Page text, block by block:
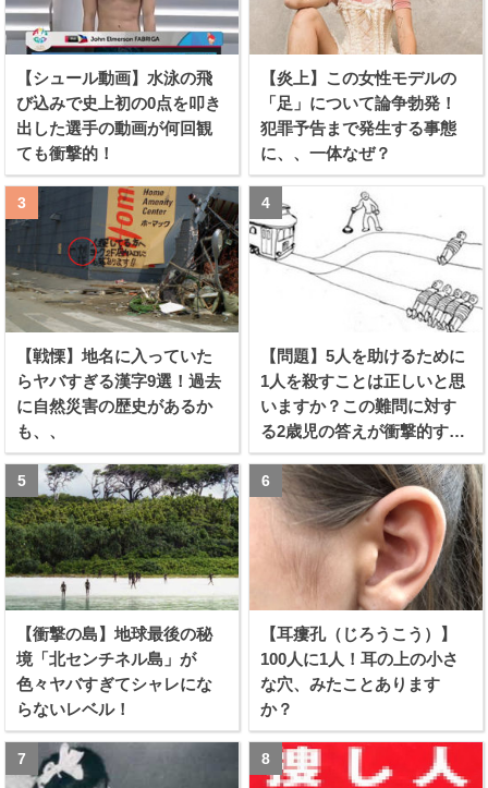
【シュール動画】水泳の飛
び込みで史上初の0点を叩き
出した選手の動画が何回観
ても衝撃的！
【炎上】この女性モデルの
「足」について論争勃発！
犯罪予告まで発生する事態
に、、一体なぜ？
【戦慄】地名に入っていた
らヤバすぎる漢字9選！過去
に自然災害の歴史があるか
も、、
【問題】5人を助けるために
1人を殺すことは正しいと思
いますか？この難問に対す
る2歳児の答えが衝撃的すぎ
る！！
【衝撃の島】地球最後の秘
境「北センチネル島」が
色々ヤバすぎてシャレにな
らないレベル！
【耳瘻孔（じろうこう）】
100人に1人！耳の上の小さ
な穴、みたことあります
か？